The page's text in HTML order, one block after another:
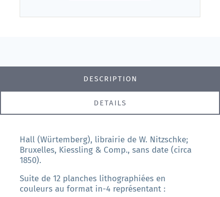
DESCRIPTION
DETAILS
Hall (Würtemberg), librairie de W. Nitzschke;
Bruxelles, Kiessling & Comp., sans date (circa
1850).
Suite de 12 planches lithographiées en
couleurs au format in-4 représentant :